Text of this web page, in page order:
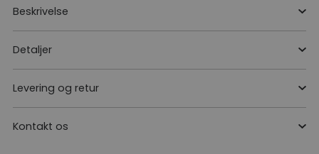
Beskrivelse
Detaljer
Levering og retur
Kontakt os